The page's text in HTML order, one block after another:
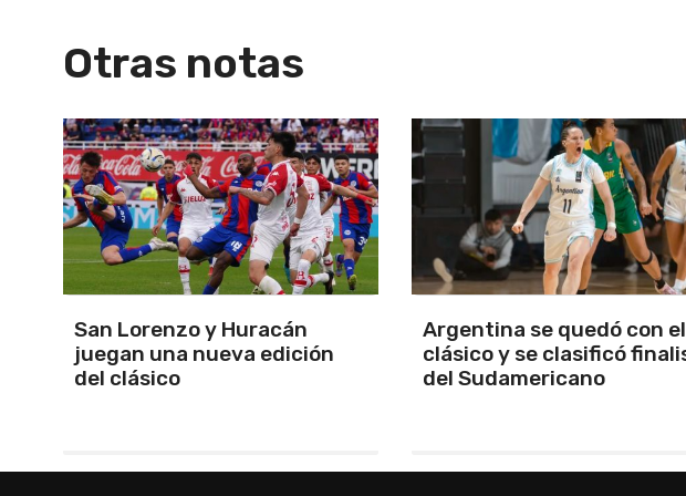
Otras notas
Argentina se quedó con el
clásico y se clasificó finalista
del Sudamericano
Se definen los finalistas del
Apertura del Agrario